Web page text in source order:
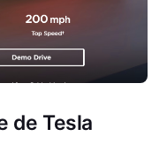
de Tesla